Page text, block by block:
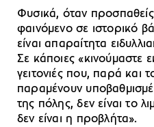
Φυσικά, όταν
φαινόμενο σε ιστορικό
είναι απαραίτητα
Σε κάποιες «κινούμαστε
γειτονιές που, παρά και
παραμένουν
της πόλης, δεν είναι το
δεν είναι η προβλήτα».